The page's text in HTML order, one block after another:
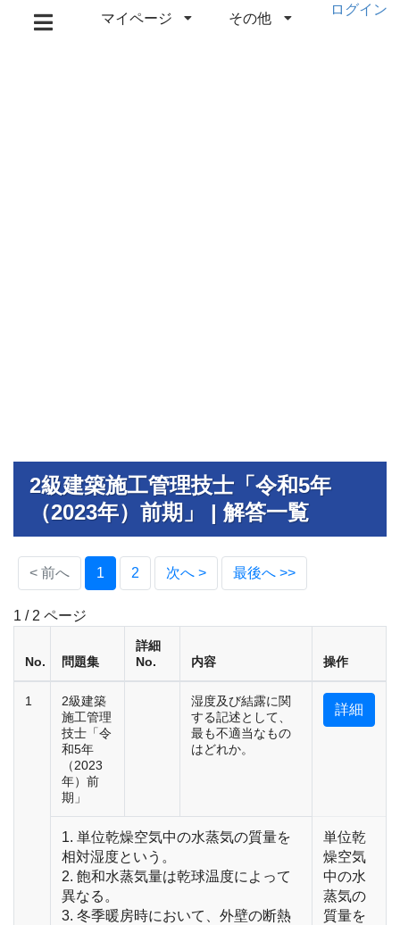
マイページ その他
ログイン
2級建築施工管理技士「令和5年
（2023年）前期」 | 解答一覧
< 前へ 1 (current)
2 次へ > 最後へ >>
1 / 2 ページ
No. 問題集
詳細
No.
内容 操作
1
2級建築
施工管理
技士「令
和5年
（2023
年）前
期」
湿度及び結露に関
する記述として、
最も不適当なもの
はどれか。
詳細
1. 単位乾燥空気中の水蒸気の質量を
相対湿度という。
2. 飽和水蒸気量は乾球温度によって
異なる。
3. 冬季暖房時において、外壁の断熱
単位乾
燥空気
中の水
蒸気の
質量を